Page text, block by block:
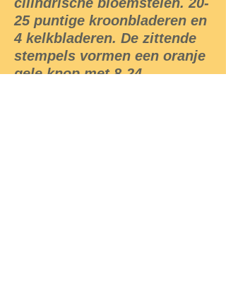
25 puntige kroonbladeren en
4 kelkbladeren. De zittende
stempels vormen een oranje
gele knop met 8-24